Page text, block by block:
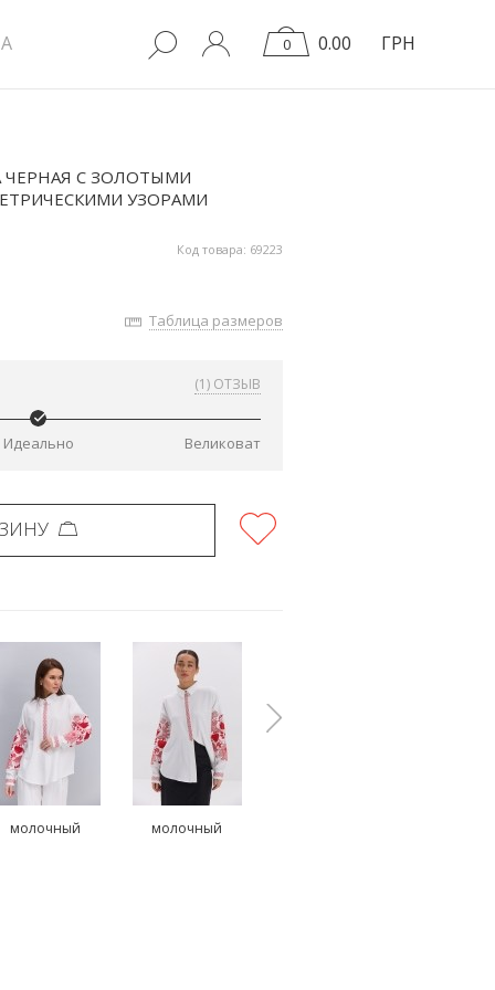
0 0.00 ГРН
С ЗОЛОТЫМИ
УЗОРАМИ
Код товара: 69223
Таблица размеров
(1) ОТЗЫВ
Идеально Великоват
молочный молочный